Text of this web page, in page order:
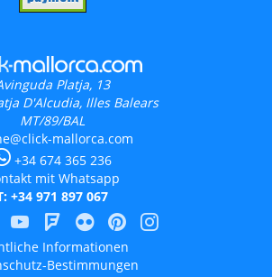
Platja, 13
D'Alcudia, Illes Balears
MT/89/BAL
mallorca.com
+34 674 365 236
mit Whatsapp
+34 971 897 067
Informationen
Bestimmungen